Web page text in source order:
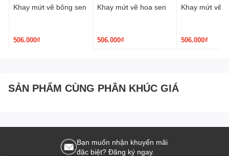
Khay mứt vẽ bông sen
506.000₫
Khay mứt vẽ hoa sen
506.000₫
Khay mứt vẽ
506.000₫
SẢN PHẨM CÙNG PHÂN KHÚC GIÁ
Bạn muốn nhận khuyến mãi
đặc biệt? Đăng ký ngay.